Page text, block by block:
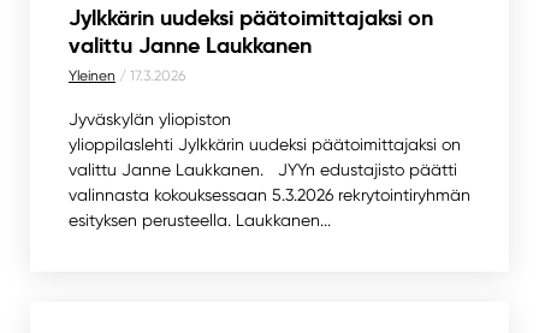
Jylkkärin uudeksi päätoimittajaksi on
valittu Janne Laukkanen
Yleinen / 17.3.2026
Jyväskylän yliopiston
ylioppilaslehti Jylkkärin uudeksi päätoimittajaksi on
valittu Janne Laukkanen. JYYn edustajisto päätti
valinnasta kokouksessaan 5.3.2026 rekrytointiryhmän
esityksen perusteella. Laukkanen...